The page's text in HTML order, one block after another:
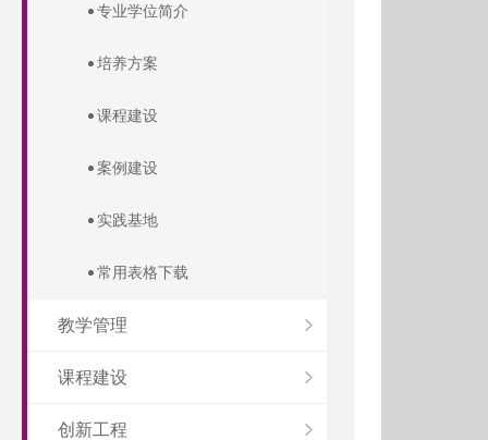
专业学位简介
培养方案
课程建设
案例建设
实践基地
常用表格下载
教学管理
课程建设
创新工程